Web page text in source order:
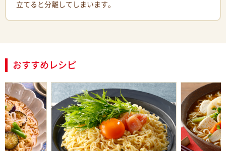
立てると分離してしまいます。
おすすめレシピ